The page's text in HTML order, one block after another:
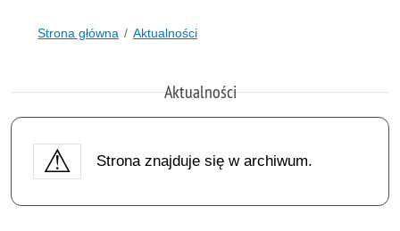
Strona główna Aktualności
Aktualności
Strona znajduje się w archiwum.